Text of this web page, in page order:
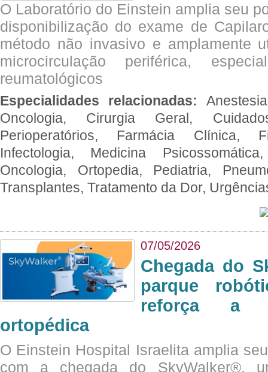
O Laboratório do Einstein amplia seu
disponibilização do exame de
método não invasivo e amplamente
microcirculação periférica,
reumatológicos
Especialidades relacionadas:
Oncologia, Cirurgia Geral,
Perioperatórios, Farmácia Clínica,
Infectologia, Medicina
Oncologia, Ortopedia, Pediatria,
Transplantes, Tratamento da Dor,
07/05/2026
Chegada do
parque
reforça a
ortopédica
O Einstein Hospital Israelita amplia
com a chegada do SkyWalker®,